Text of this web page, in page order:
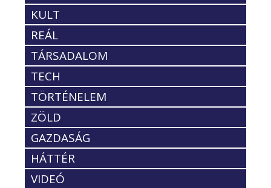
KULT
REÁL
TÁRSADALOM
TECH
TÖRTÉNELEM
ZÖLD
GAZDASÁG
HÁTTÉR
VIDEÓ